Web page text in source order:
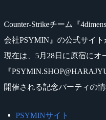
Counter-Strikeチーム『
会社PSYMIN』の公式サイト
現在は、5月28日に原宿にオ
『
開催される記念パーティの
PSYMINサイト